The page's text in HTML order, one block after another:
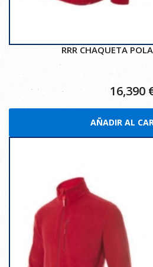
RRR CHAQUETA
16,390
AÑADIR AL